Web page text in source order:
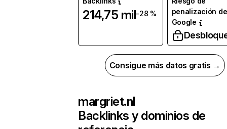
214,75 mil-28 %
penalización de
Google
Consigue más datos gratis →
margriet.nl
Backlinks y dominios de